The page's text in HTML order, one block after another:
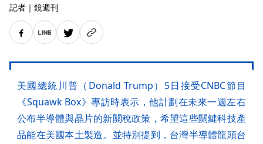
記者 ｜ 鏡週刊
美國總統川普（Donald Trump）5日接受CNBC節目
《Squawk Box》專訪時表示，他計劃在未來一週左右
公布半導體與晶片的新關稅政策，希望這些關鍵科技產
品能在美國本土製造。並特別提到，台灣半導體龍頭台